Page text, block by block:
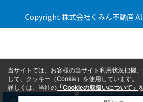
Copyright 株式会社くみん不動産
当サイトでは、お客様の当サイト利用状況把握
して、クッキー（Cookie）を使用しています。
詳しくは、当社の 「Cookieの取扱いについて」